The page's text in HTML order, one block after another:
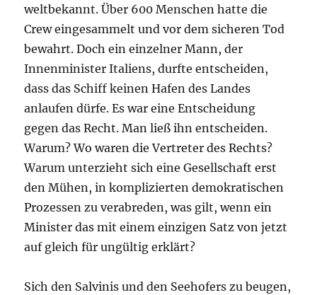
weltbekannt. Über 600 Menschen hatte die
Crew eingesammelt und vor dem sicheren Tod
bewahrt. Doch ein einzelner Mann, der
Innenminister Italiens, durfte entscheiden,
dass das Schiff keinen Hafen des Landes
anlaufen dürfe. Es war eine Entscheidung
gegen das Recht. Man ließ ihn entscheiden.
Warum? Wo waren die Vertreter des Rechts?
Warum unterzieht sich eine Gesellschaft erst
den Mühen, in komplizierten demokratischen
Prozessen zu verabreden, was gilt, wenn ein
Minister das mit einem einzigen Satz von jetzt
auf gleich für ungültig erklärt?
Sich den Salvinis und den Seehofers zu beugen,